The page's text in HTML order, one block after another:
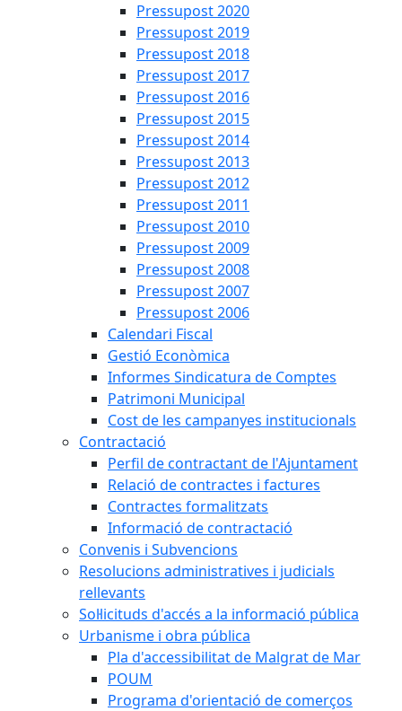
Pressupost 2020
Pressupost 2019
Pressupost 2018
Pressupost 2017
Pressupost 2016
Pressupost 2015
Pressupost 2014
Pressupost 2013
Pressupost 2012
Pressupost 2011
Pressupost 2010
Pressupost 2009
Pressupost 2008
Pressupost 2007
Pressupost 2006
Calendari Fiscal
Gestió Econòmica
Informes Sindicatura de Comptes
Patrimoni Municipal
Cost de les campanyes institucionals
Contractació
Perfil de contractant de l'Ajuntament
Relació de contractes i factures
Contractes formalitzats
Informació de contractació
Convenis i Subvencions
Resolucions administratives i judicials
rellevants
Sol·licituds d'accés a la informació pública
Urbanisme i obra pública
Pla d'accessibilitat de Malgrat de Mar
POUM
Programa d'orientació de comerços